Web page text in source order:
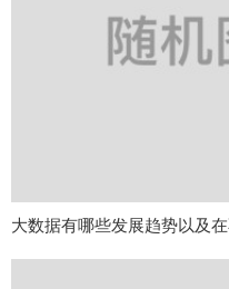
大数据有哪些发展趋势以及